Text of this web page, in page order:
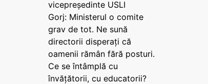
vicepreședinte USLI
Gorj: Ministerul o comite
grav de tot. Ne sună
directorii disperați că
oamenii rămân fără posturi.
Ce se întâmplă cu
învățătorii, cu educatorii?